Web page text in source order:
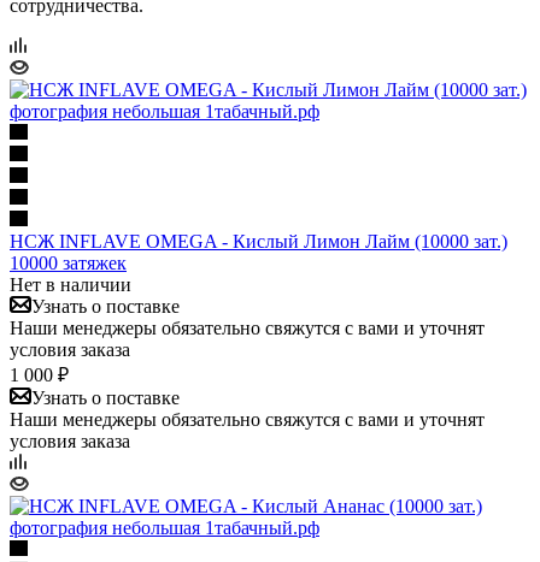
сотрудничества.
НСЖ INFLAVE OMEGA - Кислый Лимон Лайм (10000 зат.)
10000 затяжек
Нет в наличии
Узнать о поставке
Наши менеджеры обязательно свяжутся с вами и уточнят
условия заказа
1 000 ₽
Узнать о поставке
Наши менеджеры обязательно свяжутся с вами и уточнят
условия заказа